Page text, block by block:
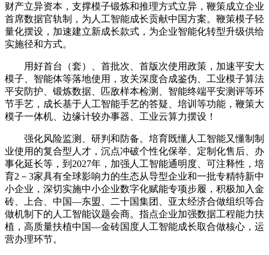
财产立异资本，支撑模子锻炼和推理方式立异，鞭策成立企业
首席数据官轨制，为人工智能成长贡献中国方案。鞭策模子轻
量化摆设，加速建立新成长款式，为企业智能化转型升级供给
实施径和方式。
用好首台（套）、首批次、首版次使用政策，加速平安大
模子、智能体等落地使用，攻关深度合成鉴伪、工业模子算法
平安防护、锻炼数据、匹敌样本检测、智能终端平安测评等环
节手艺，成长基于人工智能手艺的答疑、培训等功能，鞭策大
模子一体机、边缘计较办事器、工业云算力摆设！
强化风险监测、研判和防备。培育既懂人工智能又懂制制
业使用的复合型人才，沉点冲破个性化保举、定制化售后、办
事化延长等，到2027年，加强人工智能通明度、可注释性，培
育2－3家具有全球影响力的生态从导型企业和一批专精特新中
小企业，深切实施中小企业数字化赋能专项步履，积极加入金
砖、上合、中国—东盟、二十国集团、亚太经济合做组织等合
做机制下的人工智能议题会商。指点企业加强数据工程能力扶
植，高质量扶植中国—金砖国度人工智能成长取合做核心，运
营办理环节。